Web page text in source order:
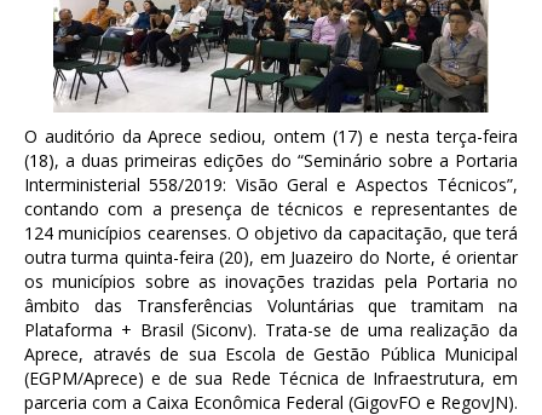
O auditório da Aprece sediou, ontem (17) e nestaterça-feira
(18), a duas primeiras edições do “Seminário sobre a Portaria
Interministerial 558/2019: Visão Geral e Aspectos Técnicos”,
contando com a presença de técnicos e representantes de
124 municípios cearenses. O objetivo da capacitação, queterá
outra turma quinta-feira (20), em Juazeiro do Norte, é orientar
os municípios sobre as inovações trazidas pela Portaria no
âmbito das Transferências Voluntárias que tramitam na
Plataforma + Brasil (Siconv). Trata-se de uma realização da
Aprece, através de sua Escola de Gestão Pública Municipal
(EGPM/Aprece) e de sua Rede Técnica de Infraestrutura, em
parceria com a Caixa Econômica Federal (GigovFO e RegovJN).